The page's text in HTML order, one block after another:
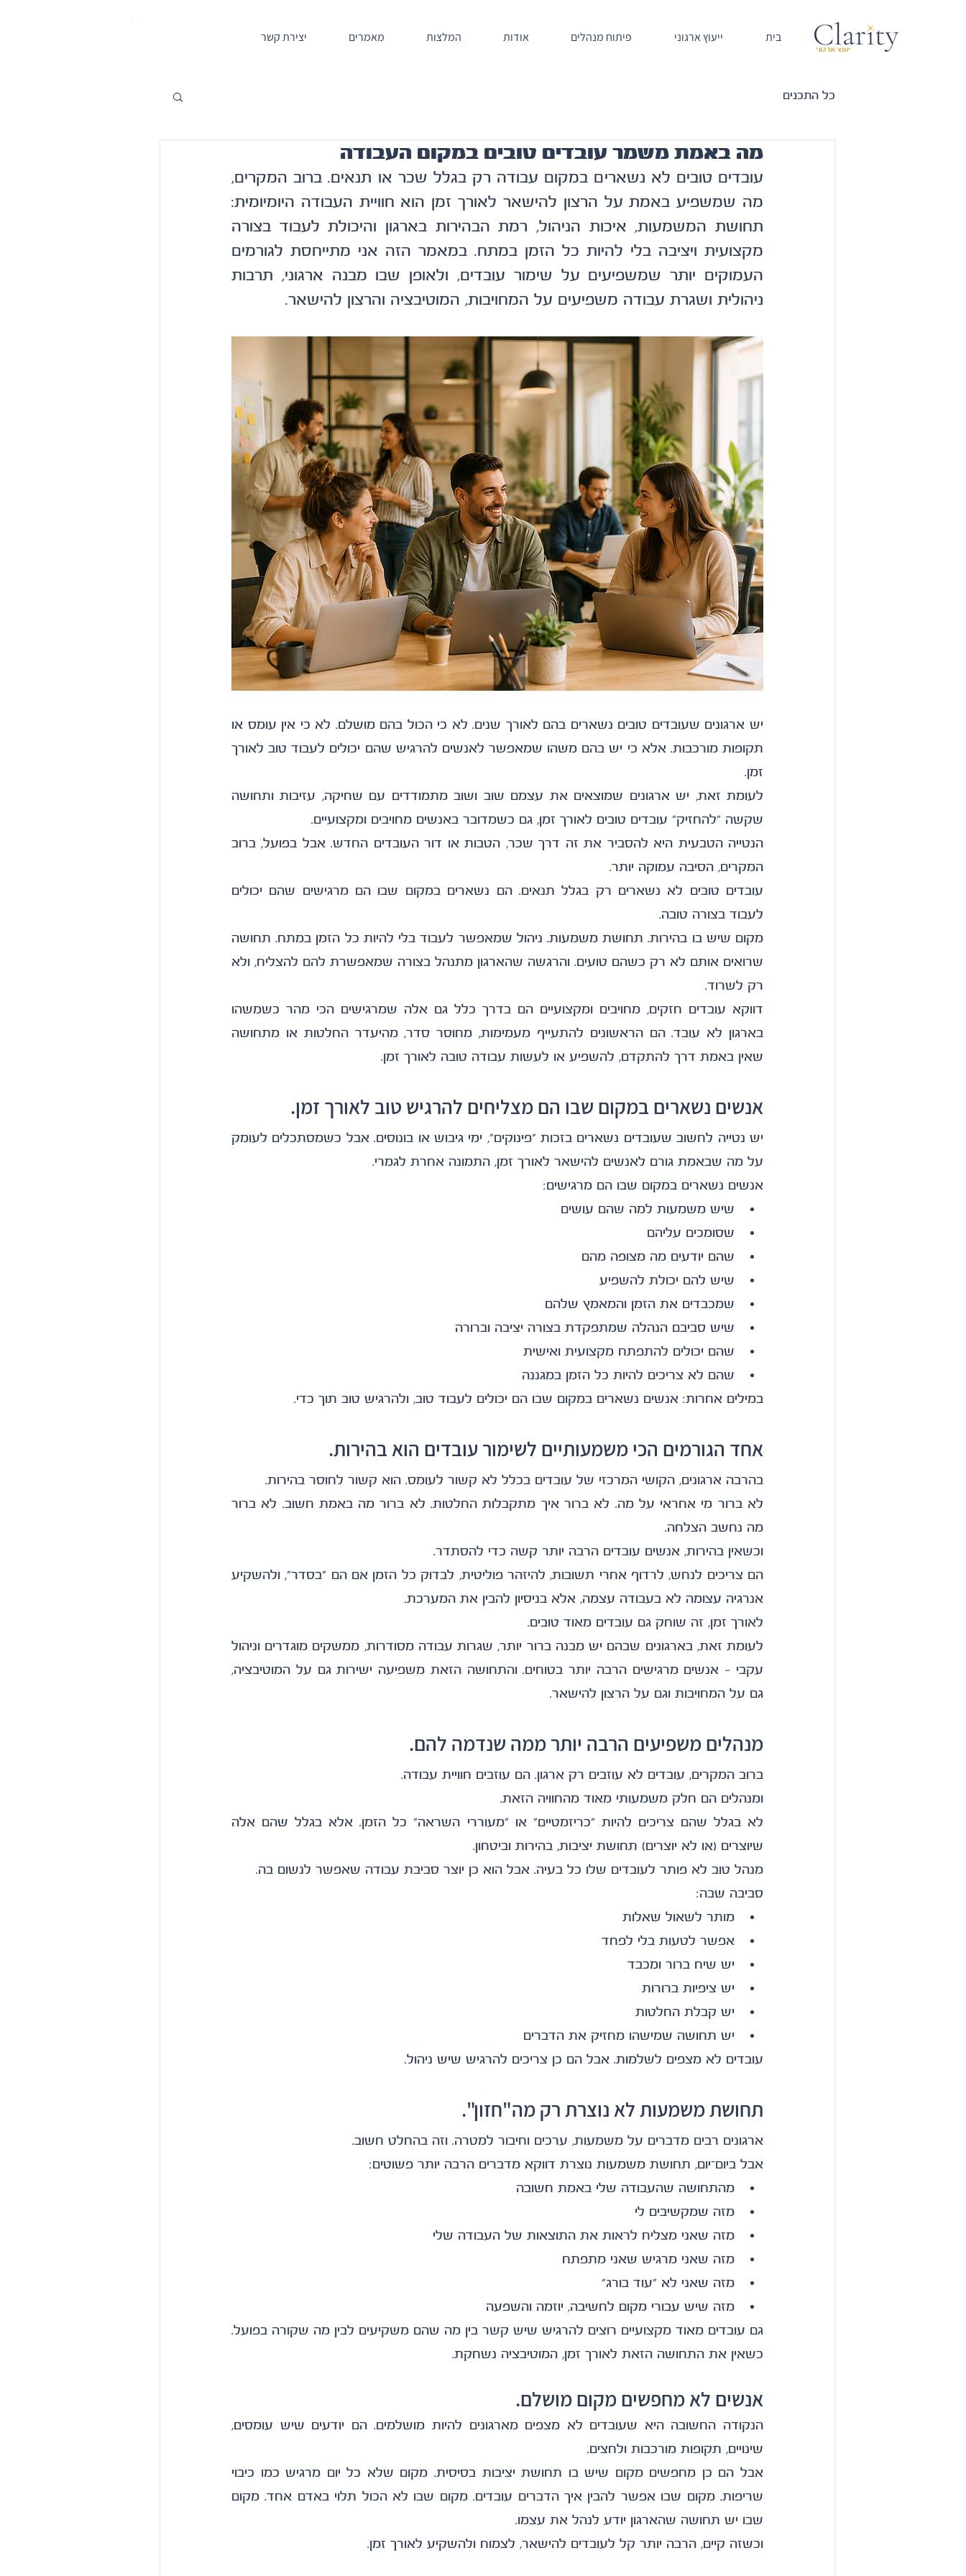
בית ייעוץ ארגוני פיתוח מנהלים אודות המלצות מאמרים יצירת קשר
כל התכנים
מה באמת משמר עובדים טובים במקום העבודה
ניהולית ושגרת עבודה משפיעים על המחויבות, המוטיבציה והרצון להישאר.
זמן.
שקשה "להחזיק" עובדים טובים לאורך זמן, גם כשמדובר באנשים מחויבים ומקצועיים.
המקרים, הסיבה עמוקה יותר.
לעבוד בצורה טובה.
רק לשרוד.
שאין באמת דרך להתקדם, להשפיע או לעשות עבודה טובה לאורך זמן.
אנשים נשארים במקום שבו הם מצליחים להרגיש טוב לאורך זמן.
על מה שבאמת גורם לאנשים להישאר לאורך זמן, התמונה אחרת לגמרי.
אנשים נשארים במקום שבו הם מרגישים:
שיש משמעות למה שהם עושים
שסומכים עליהם
שהם יודעים מה מצופה מהם
שיש להם יכולת להשפיע
שמכבדים את הזמן והמאמץ שלהם
שיש סביבם הנהלה שמתפקדת בצורה יציבה וברורה
שהם יכולים להתפתח מקצועית ואישית
שהם לא צריכים להיות כל הזמן במגננה
במילים אחרות: אנשים נשארים במקום שבו הם יכולים לעבוד טוב, ולהרגיש טוב תוך כדי.
אחד הגורמים הכי משמעותיים לשימור עובדים הוא בהירות.
בהרבה ארגונים, הקושי המרכזי של עובדים בכלל לא קשור לעומס. הוא קשור לחוסר בהירות.
מה נחשב הצלחה.
וכשאין בהירות, אנשים עובדים הרבה יותר קשה כדי להסתדר.
אנרגיה עצומה לא בעבודה עצמה, אלא בניסיון להבין את המערכת.
לאורך זמן, זה שוחק גם עובדים מאוד טובים.
גם על המחויבות וגם על הרצון להישאר.
מנהלים משפיעים הרבה יותר ממה שנדמה להם.
ברוב המקרים, עובדים לא עוזבים רק ארגון. הם עוזבים חוויית עבודה.
ומנהלים הם חלק משמעותי מאוד מהחוויה הזאת.
שיוצרים (או לא יוצרים) תחושת יציבות, בהירות וביטחון.
מנהל טוב לא פותר לעובדים שלו כל בעיה. אבל הוא כן יוצר סביבת עבודה שאפשר לנשום בה.
סביבה שבה:
מותר לשאול שאלות
אפשר לטעות בלי לפחד
יש שיח ברור ומכבד
יש ציפיות ברורות
יש קבלת החלטות
יש תחושה שמישהו מחזיק את הדברים
עובדים לא מצפים לשלמות. אבל הם כן צריכים להרגיש שיש ניהול.
תחושת משמעות לא נוצרת רק מה"חזון".
ארגונים רבים מדברים על משמעות, ערכים וחיבור למטרה. וזה בהחלט חשוב.
אבל ביום־יום, תחושת משמעות נוצרת דווקא מדברים הרבה יותר פשוטים:
מהתחושה שהעבודה שלי באמת חשובה
מזה שמקשיבים לי
מזה שאני מצליח לראות את התוצאות של העבודה שלי
מזה שאני מרגיש שאני מתפתח
מזה שאני לא "עוד בורג"
מזה שיש עבורי מקום לחשיבה, יוזמה והשפעה
כשאין את התחושה הזאת לאורך זמן, המוטיבציה נשחקת.
אנשים לא מחפשים מקום מושלם.
שינויים, תקופות מורכבות ולחצים.
שבו יש תחושה שהארגון יודע לנהל את עצמו.
וכשזה קיים, הרבה יותר קל לעובדים להישאר, לצמוח ולהשקיע לאורך זמן.